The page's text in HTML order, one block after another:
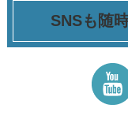
SNSも随